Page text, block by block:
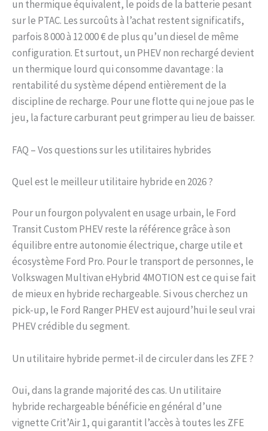
un thermique équivalent, le poids de la batterie pesant
sur le PTAC. Les surcoûts à l’achat restent significatifs,
parfois 8 000 à 12 000 € de plus qu’un diesel de même
configuration. Et surtout, un PHEV non rechargé devient
un thermique lourd qui consomme davantage : la
rentabilité du système dépend entièrement de la
discipline de recharge. Pour une flotte qui ne joue pas le
jeu, la facture carburant peut grimper au lieu de baisser.
FAQ – Vos questions sur les utilitaires hybrides
Quel est le meilleur utilitaire hybride en 2026 ?
Pour un fourgon polyvalent en usage urbain, le Ford
Transit Custom PHEV reste la référence grâce à son
équilibre entre autonomie électrique, charge utile et
écosystème Ford Pro. Pour le transport de personnes, le
Volkswagen Multivan eHybrid 4MOTION est ce qui se fait
de mieux en hybride rechargeable. Si vous cherchez un
pick-up, le Ford Ranger PHEV est aujourd’hui le seul vrai
PHEV crédible du segment.
Un utilitaire hybride permet-il de circuler dans les ZFE ?
Oui, dans la grande majorité des cas. Un utilitaire
hybride rechargeable bénéficie en général d’une
vignette Crit’Air 1, qui garantit l’accès à toutes les ZFE